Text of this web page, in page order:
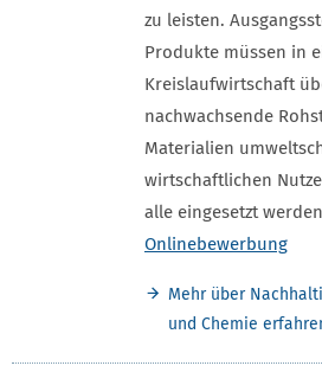
zu leisten.
Produkte müssen in
Kreislaufwirtschaft
nachwachsende
Materialien
wirtschaftlichen
alle eingesetzt
Onlinebewerbung
Mehr über
und Chemie